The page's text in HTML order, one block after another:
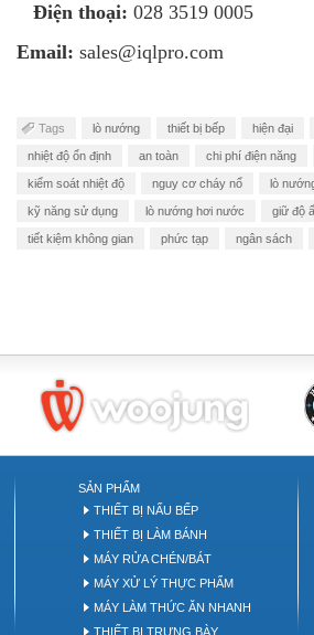
Điện thoại: 028 3519 0005
Email: sales@iqlpro.com
Tags lò nướng thiết bị bếp hiện đại
nhiệt độ ổn định an toàn chi phí điện năng
kiểm soát nhiệt độ nguy cơ cháy nổ lò
kỹ năng sử dụng lò nướng hơi nước giữ độ
tiết kiệm không gian phức tạp ngân sách
SẢN PHẨM
THIẾT BỊ NẤU BẾP
THIẾT BỊ LÀM BÁNH
MÁY RỬA CHÉN/BÁT
MÁY XỬ LÝ THỰC PHẨM
MÁY LÀM THỨC ĂN NHANH
THIẾT BỊ TRƯNG BÀY